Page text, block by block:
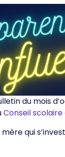
du mois
Conseil
qui